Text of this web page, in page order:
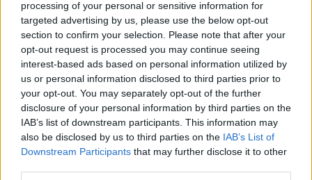
processing of your personal or sensitive information for
targeted advertising by us, please use the below opt-out
section to confirm your selection. Please note that after your
opt-out request is processed you may continue seeing
interest-based ads based on personal information utilized by
us or personal information disclosed to third parties prior to
your opt-out. You may separately opt-out of the further
disclosure of your personal information by third parties on the
IAB’s list of downstream participants. This information may
also be disclosed by us to third parties on the IAB’s List of
Downstream Participants that may further disclose it to other
TAGY Jan Konvalinka kontrola lávka přestavba Příbram